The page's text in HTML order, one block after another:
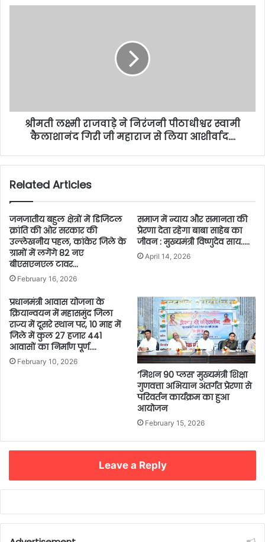
श्रीमती लक्ष्मी राजवाड़े ने निरंजनी पीठाधीश्वर स्वामी
कैलाशानंद गिरी जी महाराज से लिया आशीर्वाद….
Related Articles
जनजातीय बहुल क्षेत्रों में डिजिटल
क्रांति की ओर सरकार की
उल्लेखनीय पहल, कांकेर जिले के
ग्रामों में लगेंगे 82 नए
बीएसएनएल टावर…
February 16, 2026
समाज में न्याय और समानता की
प्रेरणा देता रहेगा बाबा साहेब का
जीवन : मुख्यमंत्री विष्णुदेव साय…..
April 14, 2026
प्रधानमंत्री आवास योजना के
क्रियान्वयन में महासमुंद जिला
राज्य में दूसरे स्थान पर, 10 माह में
जिले में कुल 27 हजार 441
आवासों का निर्माण पूर्ण….
February 10, 2026
‘मिशन 90 प्लस’ मुख्यमंत्री शिक्षा
गुणवत्ता अभियान अंतर्गत प्रेरणा से
परिवर्तन कार्यक्रम का हुआ
आयोजन
February 15, 2026
Leave a Reply